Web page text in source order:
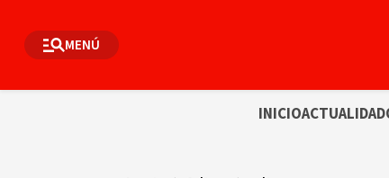
MENÚ
INICIOACTUALIDAD